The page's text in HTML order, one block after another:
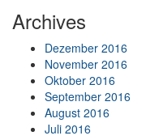
Archives
Dezember 2016
November 2016
Oktober 2016
September 2016
August 2016
Juli 2016